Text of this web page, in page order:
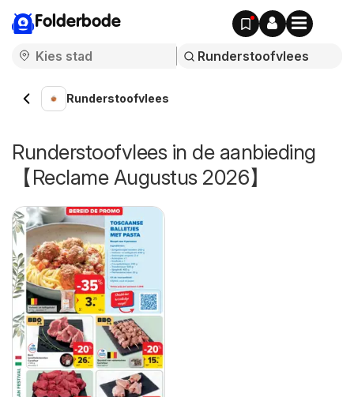
Folderbode
Runderstoofvlees
Runderstoofvlees in de aanbieding
【Reclame Augustus 2026】